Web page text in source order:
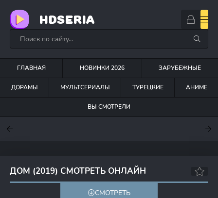
HDSERIA
ГЛАВНАЯ НОВИНКИ 2026 ЗАРУБЕЖНЫЕ
ДОРАМЫ МУЛЬТСЕРИАЛЫ ТУРЕЦКИЕ АНИМЕ
ВЫ СМОТРЕЛИ
ДОМ (2019) СМОТРЕТЬ ОНЛАЙН
7.9
СМОТРЕТЬ